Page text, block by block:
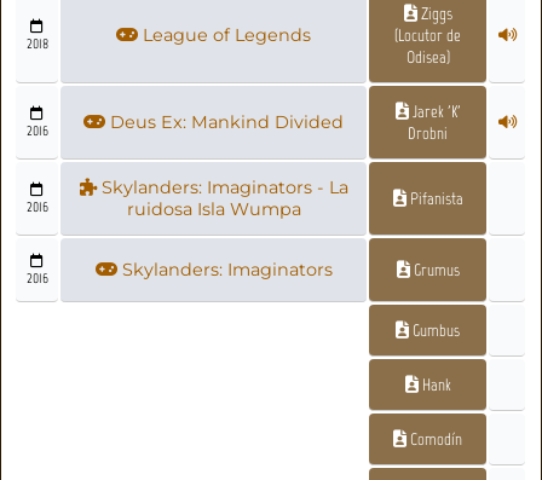
2018 League of Legends
Ziggs
(Locutor de
Odisea)
2016 Deus Ex: Mankind Divided
Jarek 'K'
Drobni
2016
Skylanders: Imaginators - La
ruidosa Isla Wumpa
Pifanista
2016 Skylanders: Imaginators Grumus
Gumbus
Hank
Comodín